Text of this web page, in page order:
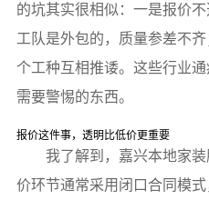
的坑其实很相似：一是报价
工队是外包的，质量参差不
个工种互相推诿。这些行业
需要警惕的东西。
报价这件事，透明比低价更重要
我了解到，嘉兴本地家
价环节通常采用闭口合同模